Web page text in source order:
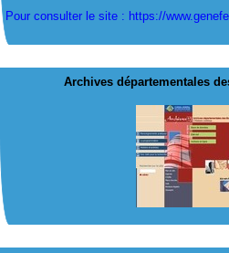
Pour consulter le site : https://
Archives départementales